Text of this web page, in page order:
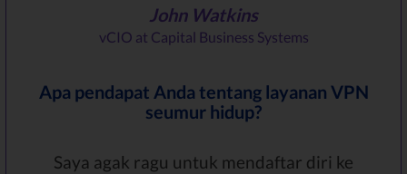
John Watkins
vCIO at Capital Business Systems
Apa pendapat Anda tentang layanan VPN
seumur hidup?
Saya agak ragu untuk mendaftar diri ke